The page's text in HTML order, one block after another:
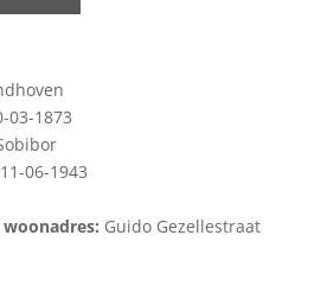
03-1873
11-06-1943
Guido Gezellestraat